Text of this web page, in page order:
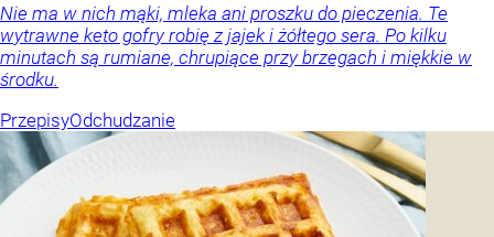
Nie ma w nich mąki, mleka ani proszku do pieczenia. Te
wytrawne keto gofry robię z jajek i żółtego sera. Po kilku
minutach są rumiane, chrupiące przy brzegach i miękkie w
środku.
PrzepisyOdchudzanie